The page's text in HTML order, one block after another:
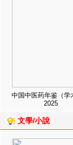
中国中医药年鉴（学
2025
文學/小說